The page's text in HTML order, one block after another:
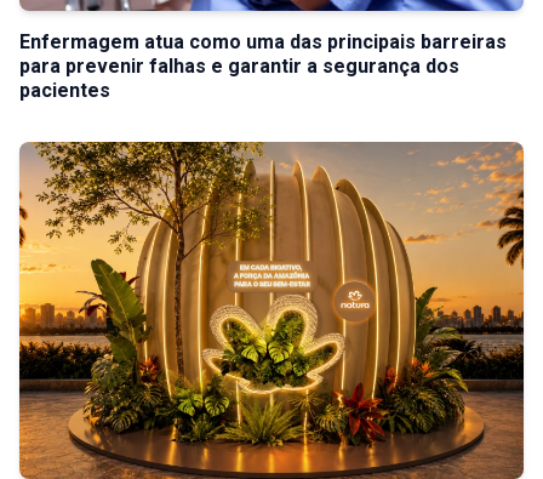
Enfermagem atua como uma das principais barreiras
para prevenir falhas e garantir a segurança dos
pacientes